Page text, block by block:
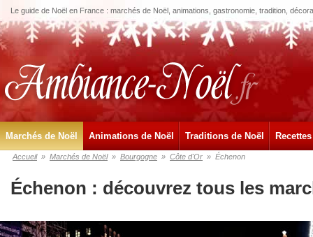
Le guide de Noël en France : marchés de Noël, animations, gastronomie, tradition,
Marchés de Noël Animations de Noël Traditions de Noël
Accueil » Marchés de Noël » Bourgogne » Côte d'Or » Échenon
Échenon : découvrez tous les